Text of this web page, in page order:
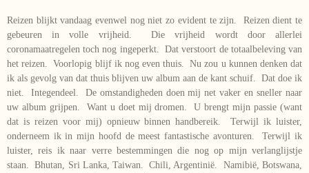
Reizen blijkt vandaag evenwel nog niet zo evident te zijn. Reizen dient te
gebeuren in volle vrijheid. Die vrijheid wordt door allerlei
coronamaatregelen toch nog ingeperkt. Dat verstoort de totaalbeleving van
het reizen. Voorlopig blijf ik nog even thuis. Nu zou u kunnen denken dat
ik als gevolg van dat thuis blijven uw album aan de kant schuif. Dat doe ik
niet. Integendeel. De omstandigheden doen mij net vaker en sneller naar
uw album grijpen. Want u doet mij dromen. U brengt mijn passie (want
dat is reizen voor mij) opnieuw binnen handbereik. Terwijl ik luister,
onderneem ik in mijn hoofd de meest fantastische avonturen. Terwijl ik
luister, reis ik naar verre bestemmingen die nog op mijn verlanglijstje
staan. Bhutan, Sri Lanka, Taiwan. Chili, Argentinië. Namibië, Botswana,